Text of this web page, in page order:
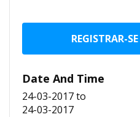
REGISTRAR-
Date And Time
24-03-2017to
24-03-2017